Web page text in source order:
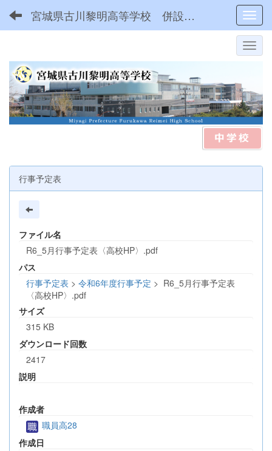
宮城県古川黎明高等学校 併設型中高一貫
行事予定表
ファイル名
R6_5月行事予定表〈高校HP〉.pdf
パス
行事予定表 > 令和6年度行事予定 > R6_5月行事予定表
〈高校HP〉.pdf
サイズ
315 KB
ダウンロード回数
2417
説明
作成者
職員高28
作成日